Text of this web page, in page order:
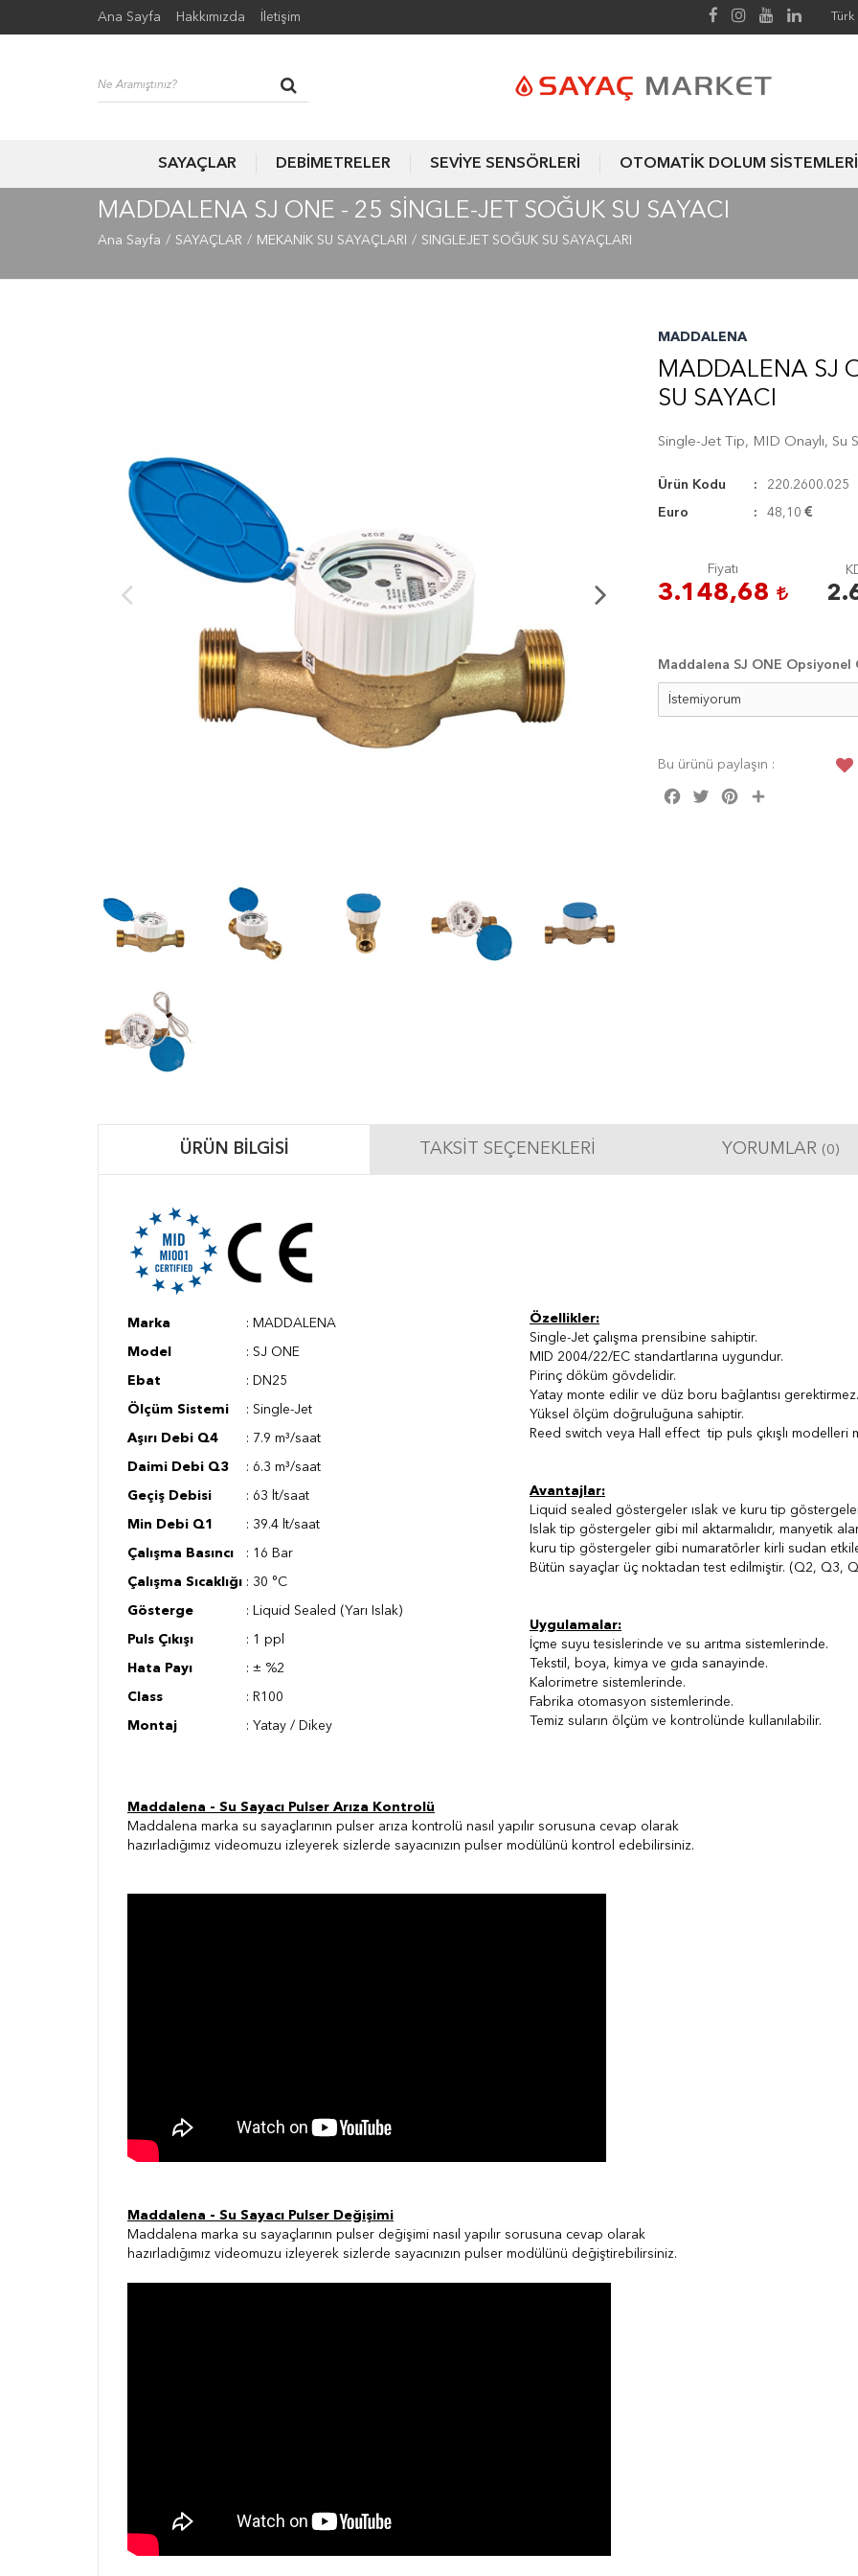
Ana Sayfa Hakkımızda İletişim Türk
SAYAÇLAR DEBİMETRELER SEVİYE SENSÖRLERİ OTOMATİK DOLUM SİSTEMLERİ
MADDALENA SJ ONE - 25 SINGLE-JET SOĞUK SU SAYACI
Ana Sayfa SAYAÇLAR MEKANİK SU SAYAÇLARI SINGLEJET SOĞUK SU SAYAÇLARI
MADDALENA
MADDALENA SJ
SU SAYACI
Single-Jet Tip, MID Onaylı, Su
Ürün Kodu 220.2600.025
Euro 48,10
Fiyatı
3.148,68
Maddalena SJ ONE Opsiyonel
Bu ürünü paylaşın :
Facebook
Twitter Pinterest
ÜRÜN BILGISI TAKSIT SEÇENEKLERI YORUMLAR (0)
Marka : MADDALENA
Model : SJ ONE
Ebat : DN25
Ölçüm Sistemi : Single-Jet
Aşırı Debi Q4 : 7.9 m³/saat
Daimi Debi Q3 : 6.3 m³/saat
Geçiş Debisi : 63 lt/saat
Min Debi Q1 : 39.4 lt/saat
Çalışma Basıncı : 16 Bar
Çalışma Sıcaklığı : 30 °C
Gösterge : Liquid Sealed (Yarı Islak)
Puls Çıkışı : 1 ppl
Hata Payı : ± %2
Class : R100
Montaj : Yatay / Dikey
Özellikler:
Single-Jet çalışma prensibine sahiptir.
MID 2004/22/EC standartlarına uygundur.
Pirinç döküm gövdelidir.
Yatay monte edilir ve düz boru bağlantısı gerektirmez.
Yüksel ölçüm doğruluğuna sahiptir.
Reed switch veya Hall effect tip puls çıkışlı modelleri
Avantajlar:
Liquid sealed göstergeler ıslak ve kuru tip
Islak tip göstergeler gibi mil aktarmalıdır, manyetik
kuru tip göstergeler gibi numaratörler kirli sudan
Bütün sayaçlar üç noktadan test edilmiştir. (Q2, Q3,
Uygulamalar:
İçme suyu tesislerinde ve su arıtma sistemlerinde.
Tekstil, boya, kimya ve gıda sanayinde.
Kalorimetre sistemlerinde.
Fabrika otomasyon sistemlerinde.
Temiz suların ölçüm ve kontrolünde kullanılabilir.
Maddalena - Su Sayacı Pulser Arıza Kontrolü
Maddalena marka su sayaçlarının pulser arıza kontrolü nasıl yapılır sorusuna cevap olarak
hazırladığımız videomuzu izleyerek sizlerde sayacınızın pulser modülünü kontrol edebilirsiniz.
Maddalena - Su Sayacı Pulser Değişimi
Maddalena marka su sayaçlarının pulser değişimi nasıl yapılır sorusuna cevap olarak
hazırladığımız videomuzu izleyerek sizlerde sayacınızın pulser modülünü değiştirebilirsiniz.